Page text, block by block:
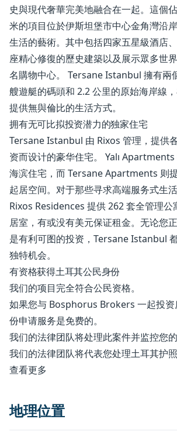
史與現代奢華完美地融合在一起。這個
米的項目位於伊斯坦堡市中心金角灣沿
生活的藝術。其中包括四家五星級酒店
座精心修復的歷史建築以及展示眾多世
名購物中心。 Tersane Istanbul 擁有兩
艘遊艇的碼頭和 2.2 公里的原始海岸線
提供無與倫比的生活方式。
拥有无可比拟投资潜力的独家住宅
Tersane Istanbul 由 Rixos 管理，提供
资而设计的豪华住宅。 Yalı
海滨住宅，而 Tersane Apartments 则
起居空间。对于那些寻求高端服务式生
Rixos Residences 提供 262 套全管理公
居室，有或没有美元保证租金。无论您
是有利可图的投资，Tersane Istanbul
独特机会。
有资格获得土耳其公民身份
我们的项目完全符合公民资格。
如果您与 Bosphorus Brokers 一起投资
份申请服务是免费的。
我们的法律团队将处理此案件并监控您的
我们的法律团队将代表您处理土耳其护照
查看更多
地理位置